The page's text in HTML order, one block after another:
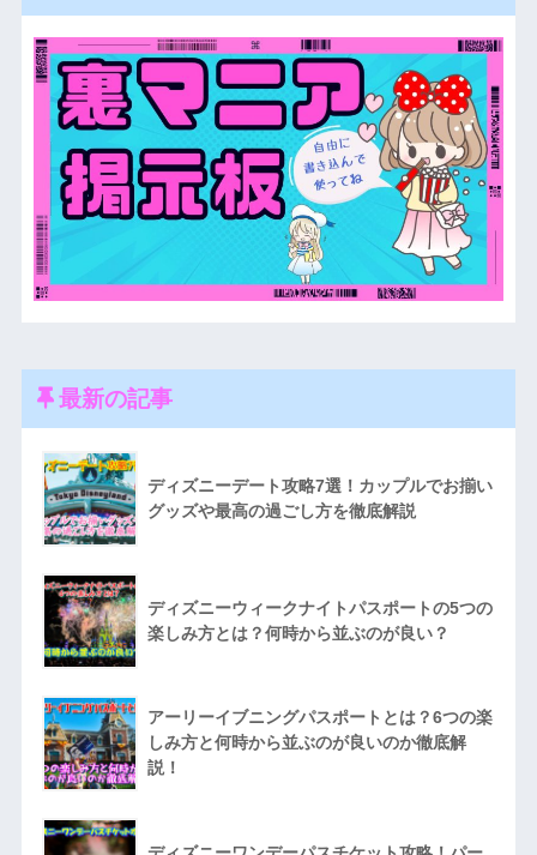
最新の記事
ディズニーデート攻略7選！カップルでお揃い
グッズや最高の過ごし方を徹底解説
ディズニーウィークナイトパスポートの5つの
楽しみ方とは？何時から並ぶのが良い？
アーリーイブニングパスポートとは？6つの楽
しみ方と何時から並ぶのが良いのか徹底解
説！